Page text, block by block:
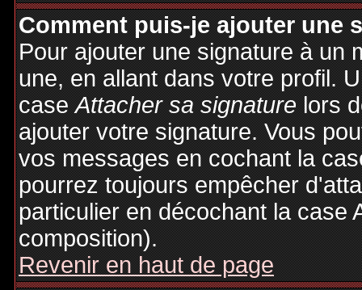
Comment puis-je ajouter une
Pour ajouter une signature à un
une, en allant dans votre profil.
caseAttacher sa signaturelors
ajouter votre signature. Vous
vos messages en cochant la
pourrez toujours empêcher
particulier en décochant la case
composition).
Revenir en haut de page